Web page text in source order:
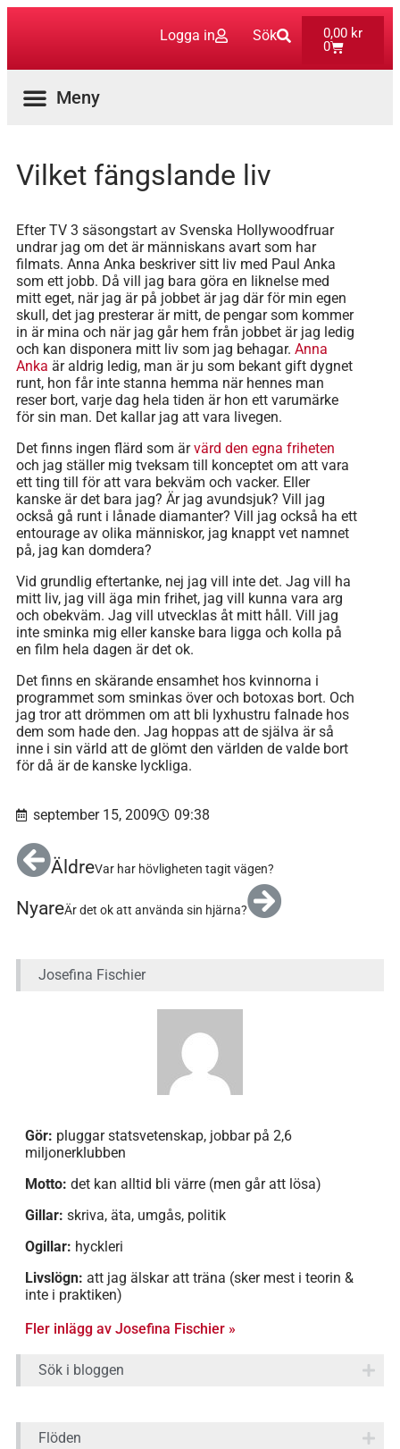
Logga in Sök 0,00 kr
0
Vilket fängslande liv
Efter TV 3 säsongstart av Svenska Hollywoodfruar
undrar jag om det är människans avart som har
filmats. Anna Anka beskriver sitt liv med Paul Anka
som ett jobb. Då vill jag bara göra en liknelse med
mitt eget, när jag är på jobbet är jag där för min egen
skull, det jag presterar är mitt, de pengar som kommer
in är mina och när jag går hem från jobbet är jag ledig
och kan disponera mitt liv som jag behagar. Anna
Anka är aldrig ledig, man är ju som bekant gift dygnet
runt, hon får inte stanna hemma när hennes man
reser bort, varje dag hela tiden är hon ett varumärke
för sin man. Det kallar jag att vara livegen.
Det finns ingen flärd som ärvärd den egna friheten
och jag ställer mig tveksam till konceptet om att vara
ett ting till för att vara bekväm och vacker. Eller
kanske är det bara jag? Är jag avundsjuk? Vill jag
också gå runt i lånade diamanter? Vill jag också ha ett
entourage av olika människor, jag knappt vet namnet
på, jag kan domdera?
Vid grundlig eftertanke, nej jag vill inte det. Jag vill ha
mitt liv, jag vill äga min frihet, jag vill kunna vara arg
och obekväm. Jag vill utvecklas åt mitt håll. Vill jag
inte sminka mig eller kanske bara ligga och kolla på
en film hela dagen är det ok.
Det finns en skärande ensamhet hos kvinnorna i
programmet som sminkas över och botoxas bort. Och
jag tror att drömmen om att bli lyxhustru falnade hos
dem som hade den. Jag hoppas att de själva är så
inne i sin värld att de glömt den världen de valde bort
för då är de kanske lyckliga.
september 15, 2009 09:38
ÄldreVar har hövligheten tagit vägen?
NyareÄr det ok att använda sin hjärna?
Josefina Fischier
Gör: pluggar statsvetenskap, jobbar på 2,6
miljonerklubben
Motto: det kan alltid bli värre (men går att lösa)
Gillar: skriva, äta, umgås, politik
Ogillar: hyckleri
Livslögn: att jag älskar att träna (sker mest i teorin &
inte i praktiken)
Fler inlägg av Josefina Fischier »
Sök i bloggen
Flöden